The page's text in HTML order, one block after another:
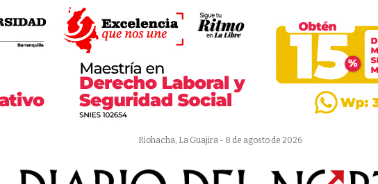
Riohacha, La Guajira - 8 de agosto de 2026